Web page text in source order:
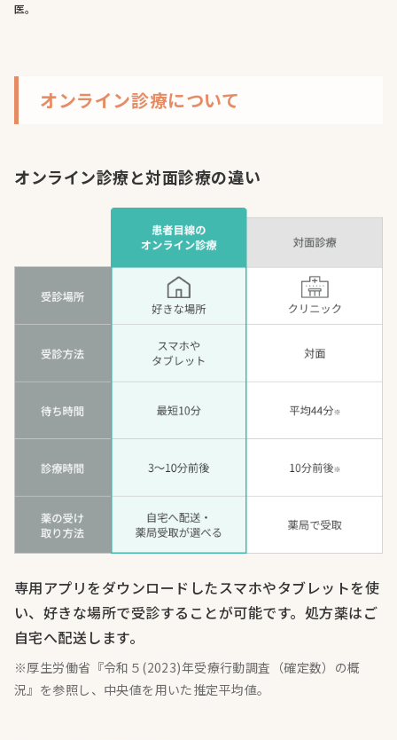
医。
オンライン診療について
オンライン診療と対面診療の違い
専用アプリをダウンロードしたスマホやタブレットを使
い、好きな場所で受診することが可能です。処方薬はご
自宅へ配送します。
※厚生労働省『令和５(2023)年受療行動調査（確定数）の概
況』を参照し、中央値を用いた推定平均値。